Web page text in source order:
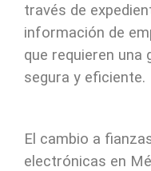
través de
información de
que requieren una
segura y eficiente.
El cambio a
electrónicas en